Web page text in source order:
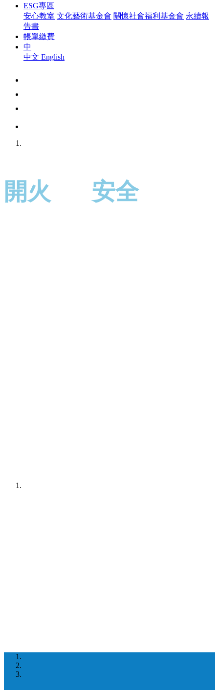
ESG專區
安心教室 文化藝術基金會 關懷社會福利基金會 永續報
告書
帳單繳費
中
中文 English
開火 安全不離